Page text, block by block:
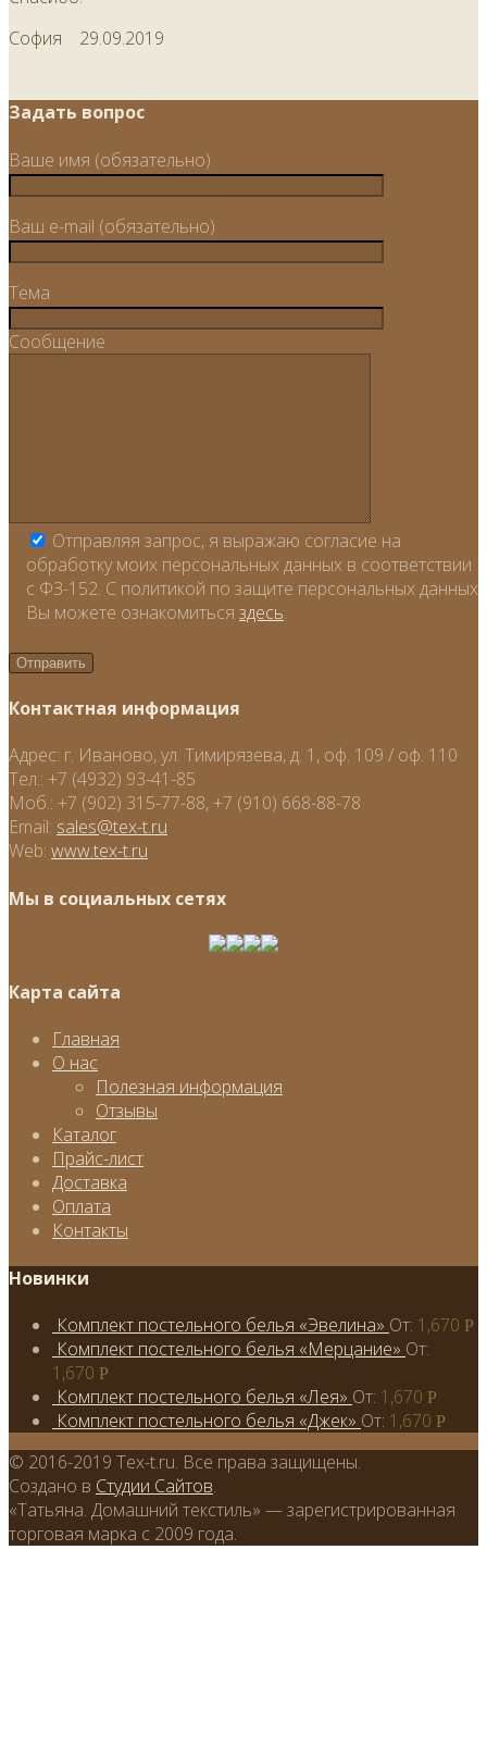
София 29.09.2019
Задать вопрос
Ваше имя (обязательно)
Ваш e-mail (обязательно)
Тема
Сообщение
Отправляя запрос, я выражаю согласие на
обработку моих персональных данных в соответствии
с ФЗ-152. С политикой по защите персональных данных
Вы можете ознакомиться здесь.
Контактная информация
Адрес: г. Иваново, ул. Тимирязева, д. 1, оф. 109 / оф. 110
Тел.: +7 (4932) 93-41-85
Моб.: +7 (902) 315-77-88, +7 (910) 668-88-78
Email: sales@tex-t.ru
Web: www.tex-t.ru
Мы в социальных сетях
Карта сайта
Главная
О нас
Полезная информация
Отзывы
Каталог
Прайс-лист
Доставка
Оплата
Контакты
Новинки
Комплект постельного белья «Эвелина» От: 1,670 Р
Комплект постельного белья «Мерцание» От:
1,670 Р
Комплект постельного белья «Лея» От: 1,670 Р
Комплект постельного белья «Джек» От: 1,670 Р
© 2016-2019 Tex-t.ru. Все права защищены.
Создано в Студии Сайтов.
«Татьяна. Домашний текстиль» — зарегистрированная
торговая марка с 2009 года.